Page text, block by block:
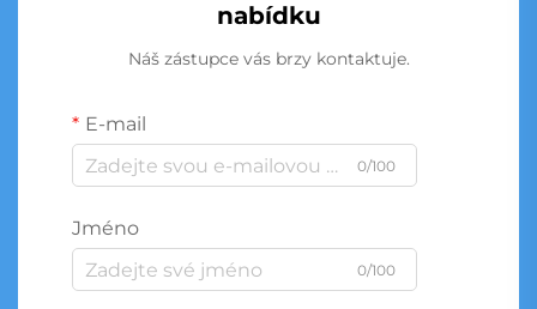
nabídku
Náš zástupce vás brzy kontaktuje.
E-mail
0/100
Jméno
0/100